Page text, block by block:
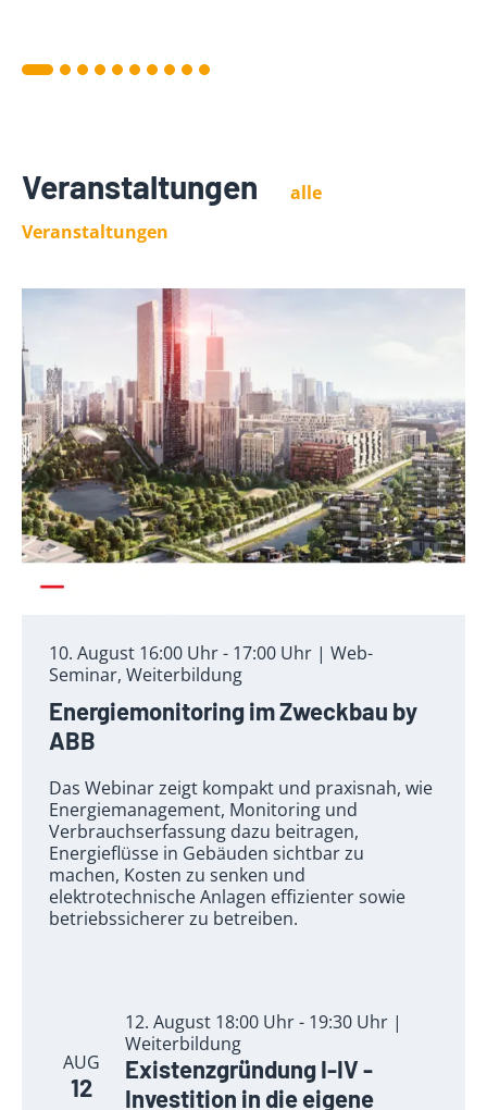
Veranstaltungen
alle
Veranstaltungen
10. August 16:00 Uhr - 17:00 Uhr | Web-
Seminar, Weiterbildung
Energiemonitoring im Zweckbau by
ABB
Das Webinar zeigt kompakt und praxisnah, wie
Energiemanagement, Monitoring und
Verbrauchserfassung dazu beitragen,
Energieflüsse in Gebäuden sichtbar zu
machen, Kosten zu senken und
elektrotechnische Anlagen effizienter sowie
betriebssicherer zu betreiben.
AUG
12
12. August 18:00 Uhr - 19:30 Uhr |
Weiterbildung
Existenzgründung I-IV -
Investition in die eigene